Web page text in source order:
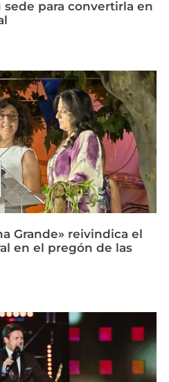
para convertirla en
Grande» reivindica el
en el pregón de las